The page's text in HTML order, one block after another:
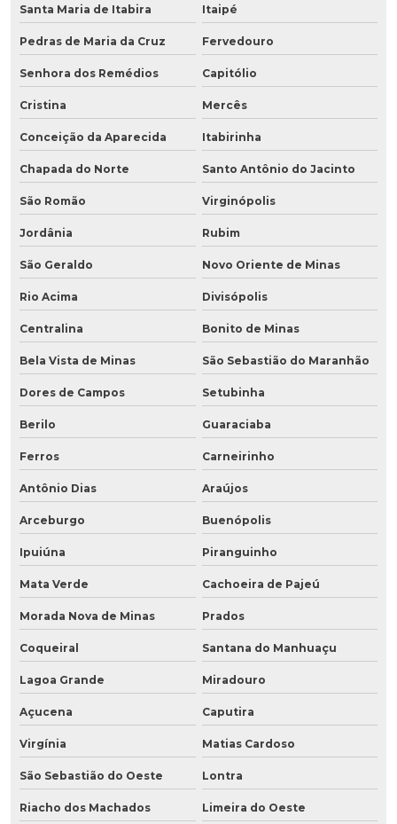
Santa Maria de Itabira Itaipé
Pedras de Maria da Cruz Fervedouro
Senhora dos Remédios Capitólio
Cristina Mercês
Conceição da Aparecida Itabirinha
Chapada do Norte Santo Antônio do Jacinto
São Romão Virginópolis
Jordânia Rubim
São Geraldo Novo Oriente de Minas
Rio Acima Divisópolis
Centralina Bonito de Minas
Bela Vista de Minas São Sebastião do Maranhão
Dores de Campos Setubinha
Berilo Guaraciaba
Ferros Carneirinho
Antônio Dias Araújos
Arceburgo Buenópolis
Ipuiúna Piranguinho
Mata Verde Cachoeira de Pajeú
Morada Nova de Minas Prados
Coqueiral Santana do Manhuaçu
Lagoa Grande Miradouro
Açucena Caputira
Virgínia Matias Cardoso
São Sebastião do Oeste Lontra
Riacho dos Machados Limeira do Oeste